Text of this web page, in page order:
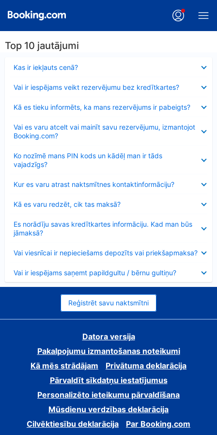
Top 10 jautājumi
Kas ir iekļauts cenā?
Vai ir iespējams veikt rezervējumu bez kredītkartes?
Kā es tieku informēts, ka mans rezervējums ir pabeigts?
Vai es varu atcelt vai mainīt savu rezervējumu, izmantojot
Booking.com?
Ko nozīmē mans PIN kods un kādēļ man ir tāds
vajadzīgs?
Kur es varu atrast naktsmītnes kontaktinformāciju?
Kā es varu redzēt, cik tas maksā?
Es norādīju savas kredītkartes informāciju. Kad man būs
jāmaksā?
Vai viesnīcai ir nepieciešams depozīts vai priekšapmaksa?
Vai ir iespējams saņemt papildgultu / bērnu gultiņu?
Reģistrēt savu naktsmītni
Datora versija
Pakalpojumu izmantošanas noteikumi
Kā mēs strādājam
Privātuma deklarācija
Pārvaldīt sīkdatņu iestatījumus
Personalizēto ieteikumu pārvaldīšana
Mūsdienu verdzības deklarācija
Cilvēktiesību deklarācija
Par Booking.com